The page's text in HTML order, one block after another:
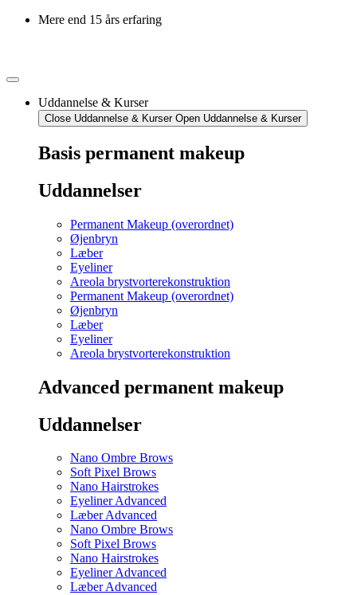
Mere end 15 års erfaring
Uddannelse & Kurser
Close Uddannelse & Kurser Open Uddannelse & Kurser
Basis permanent makeup
Uddannelser
Permanent Makeup (overordnet)
Øjenbryn
Læber
Eyeliner
Areola brystvorterekonstruktion
Permanent Makeup (overordnet)
Øjenbryn
Læber
Eyeliner
Areola brystvorterekonstruktion
Advanced permanent makeup
Uddannelser
Nano Ombre Brows
Soft Pixel Brows
Nano Hairstrokes
Eyeliner Advanced
Læber Advanced
Nano Ombre Brows
Soft Pixel Brows
Nano Hairstrokes
Eyeliner Advanced
Læber Advanced